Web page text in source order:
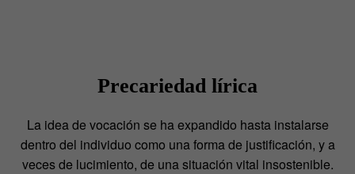
Precariedad lírica
La idea de vocación se ha expandido hasta instalarse
dentro del individuo como una forma de justificación, y a
veces de lucimiento, de una situación vital insostenible.